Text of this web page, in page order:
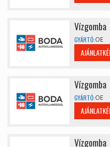
Vízgomba
GYÁRTÓ:OE
Vízgomba
GYÁRTÓ:OE
Vízgomba